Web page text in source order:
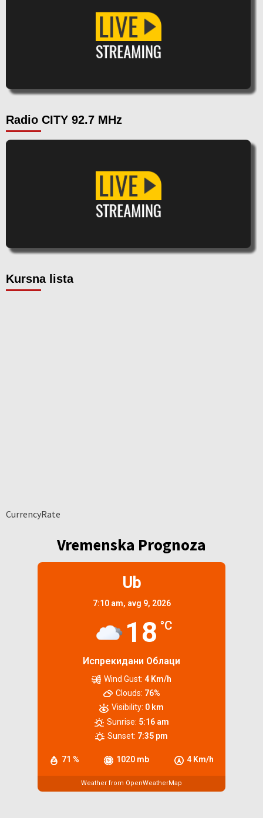
Radio CITY 92.7 MHz
Kursna lista
CurrencyRate
Vremenska Prognoza
Ub
7:10 am, avg 9, 2026
18 °C
Испрекидани Облаци
71 % 1020 mb 4 Km/h
Wind Gust: 4 Km/h
Clouds: 76%
Visibility: 0 km
Sunrise: 5:16 am
Sunset: 7:35 pm
Weather from OpenWeatherMap